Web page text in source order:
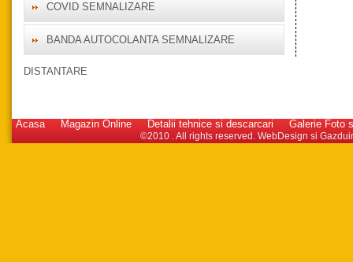
COVID SEMNALIZARE
BANDA AUTOCOLANTA SEMNALIZARE
DISTANTARE
Acasa Magazin Online Detalii tehnice si descarcari Galerie Foto
©2010 . All rights reserved. WebDesign si